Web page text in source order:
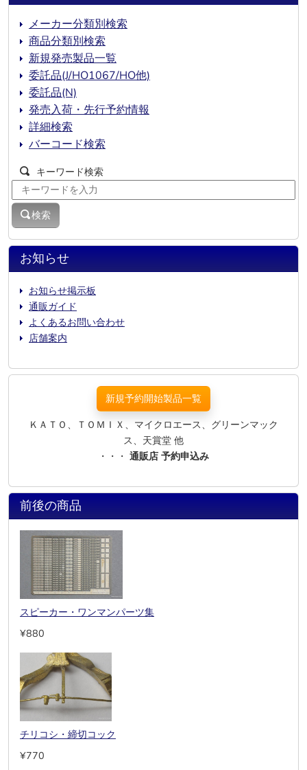
お知らせ
お知らせ掲示板
通販ガイド
よくあるお問い合わせ
店舗案内
メーカー分類別検索
商品分類別検索
新規発売製品一覧
委託品(J/HO1067/HO他)
委託品(N)
発売入荷・先行予約情報
詳細検索
バーコード検索
キーワード検索
検索
新規予約開始製品一覧
ＫＡＴＯ、ＴＯＭＩＸ、マイクロエース、グリーンマック
ス、天賞堂 他
・・・ 通販店 予約申込み
前後の商品
スピーカー・ワンマンパーツ集
¥880
チリコシ・締切コック
¥770